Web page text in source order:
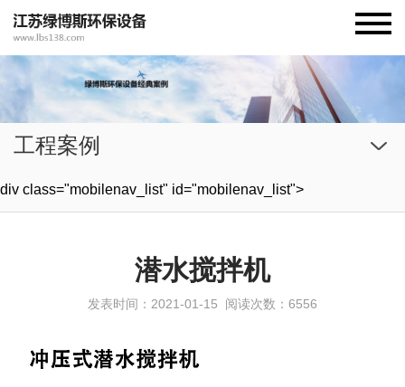
工程案例
div class="mobilenav_list" id="mobilenav_list">
潜水搅拌机
发表时间：2021-01-15 阅读次数：6556